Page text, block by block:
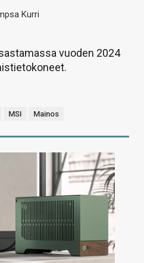
Kurri
vuoden 2024
MSI Mainos